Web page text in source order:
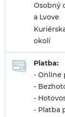
Osobný
a Lvove
okolí
Platba:
- Online
-
-
- Platba